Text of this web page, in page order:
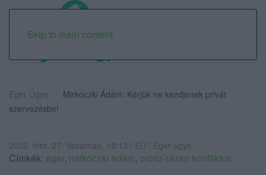
Skip to main content
Eger Ügye
Mirkóczki Ádám: Kérjük ne kezdjenek privát
szervezésbe!
2022. febr. 27. Vasárnap, 18:13 | EÜ | Eger ügye
Címkék: eger, mirkóczki ádám, orosz-ukrán konfliktus